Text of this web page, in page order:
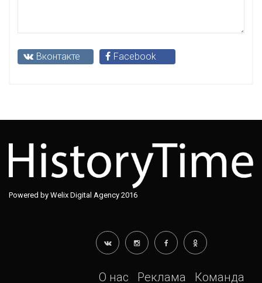
Вконтакте Facebook
Powered by Welix Digital Agency 2016
О нас Реклама Команда